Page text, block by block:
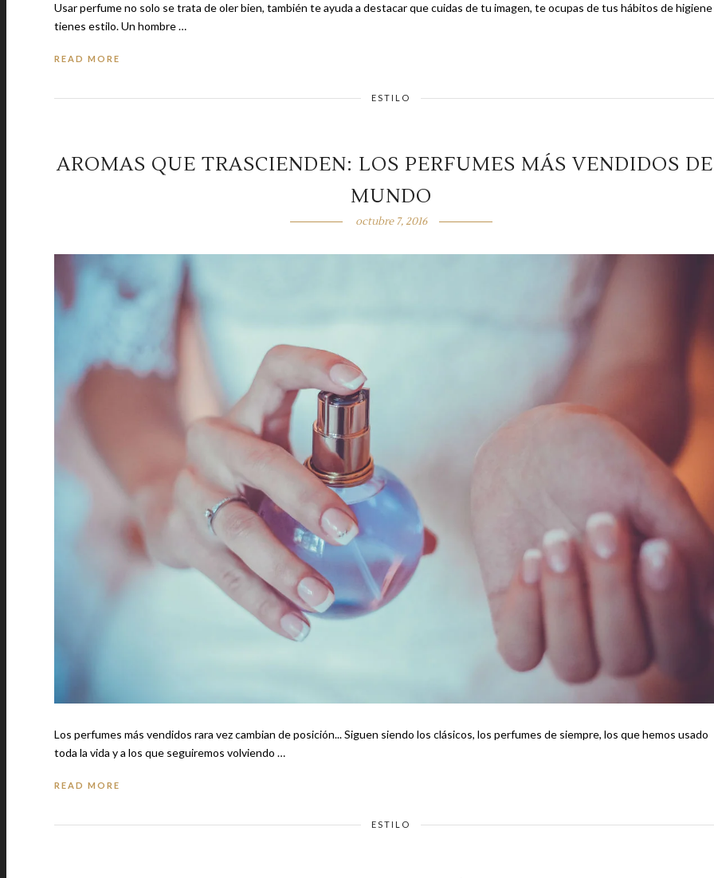
Usar perfume no solo se trata de oler bien, también te ayuda a destacar que cuidas de tu imagen, te ocupas de tus hábitos de higiene
tienes estilo. Un hombre …
READ MORE
ESTILO
AROMAS QUE TRASCIENDEN: LOS PERFUMES MÁS VENDIDOS
MUNDO
octubre 7, 2016
Los perfumes más vendidos rara vez cambian de posición... Siguen siendo los clásicos, los perfumes de siempre, los que hemos usado
toda la vida y a los que seguiremos volviendo …
READ MORE
ESTILO